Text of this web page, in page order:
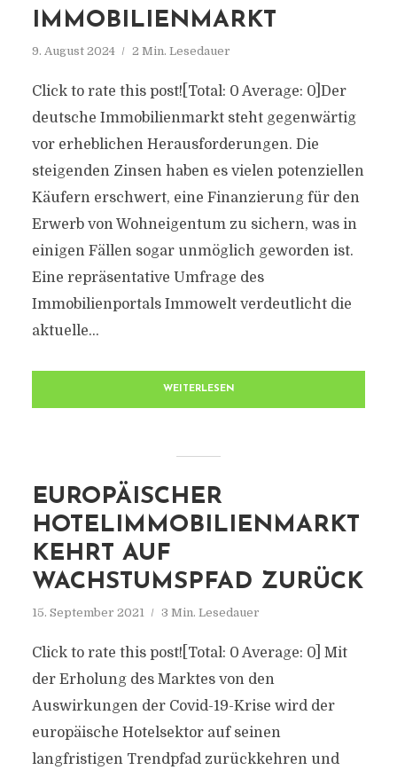
IMMOBILIENMARKT
9. August 2024 2 Min. Lesedauer
Click to rate this post![Total: 0 Average: 0]Der
deutsche Immobilienmarkt steht gegenwärtig
vor erheblichen Herausforderungen. Die
steigenden Zinsen haben es vielen potenziellen
Käufern erschwert, eine Finanzierung für den
Erwerb von Wohneigentum zu sichern, was in
einigen Fällen sogar unmöglich geworden ist.
Eine repräsentative Umfrage des
Immobilienportals Immowelt verdeutlicht die
aktuelle...
WEITERLESEN
EUROPÄISCHER
HOTELIMMOBILIENMARKT
KEHRT AUF
WACHSTUMSPFAD ZURÜCK
15. September 2021 3 Min. Lesedauer
Click to rate this post![Total: 0 Average: 0] Mit
der Erholung des Marktes von den
Auswirkungen der Covid-19-Krise wird der
europäische Hotelsektor auf seinen
langfristigen Trendpfad zurückkehren und